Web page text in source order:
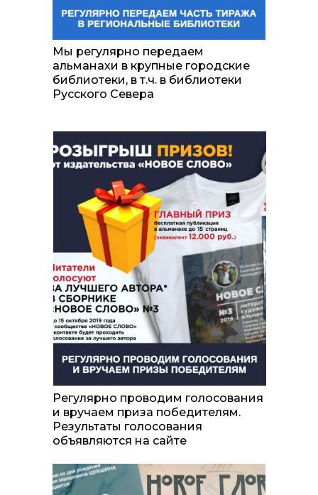
Мы регулярно передаем
альманахи в крупные городские
библиотеки, в т.ч. в библиотеки
Русского Севера
Регулярно проводим голосования
и вручаем приза победителям.
Результаты голосования
объявляются на сайте